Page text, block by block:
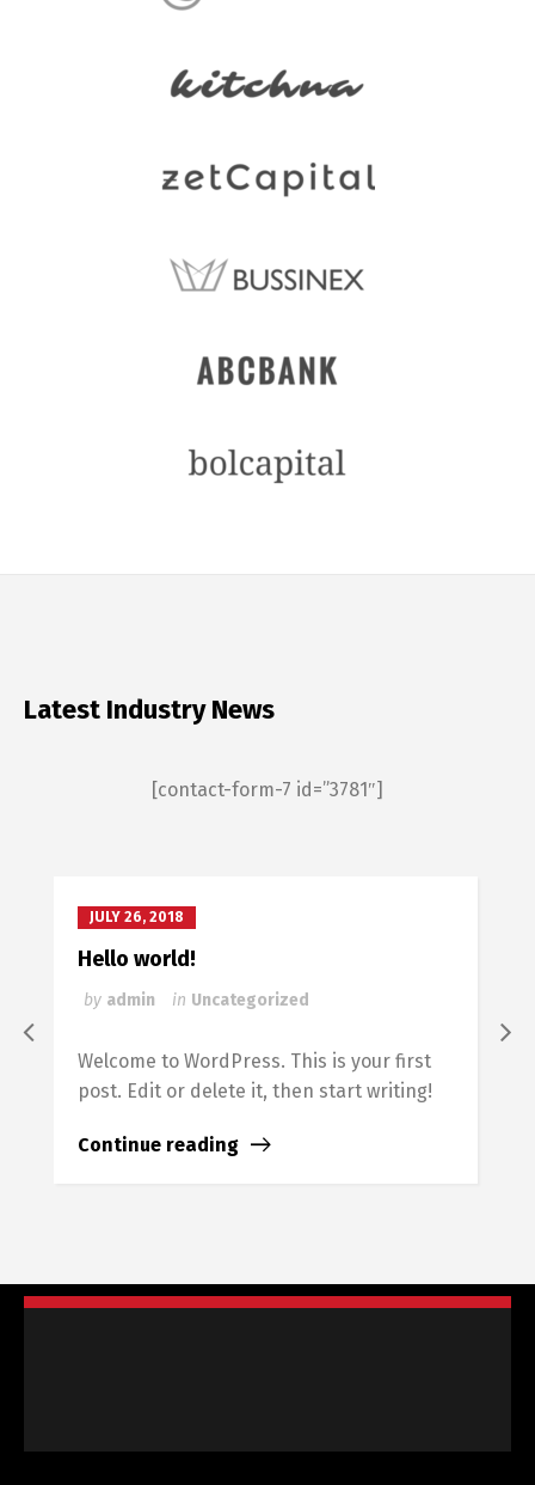
Latest Industry News
[contact-form-7 id=”3781″]
JULY 26, 2018
Hello world!
by admin in Uncategorized
Welcome to WordPress. This is your first
post. Edit or delete it, then start writing!
Continue reading